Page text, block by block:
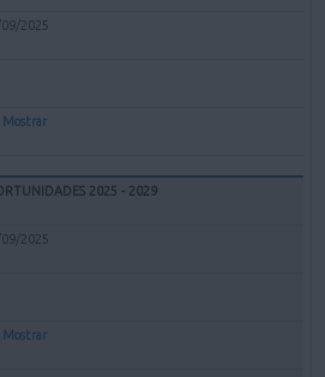
2025
Mostrar
2025 - 2029
09/2025
Mostrar